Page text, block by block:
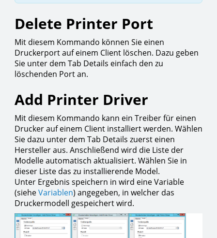
Delete Printer Port
Mit diesem Kommando können Sie einen
Druckerport auf einem Client löschen. Dazu geben
Sie unter dem Tab Details einfach den zu
löschenden Port an.
Add Printer Driver
Mit diesem Kommando kann ein Treiber für einen
Drucker auf einem Client installiert werden. Wählen
Sie dazu unter dem Tab Details zuerst einen
Hersteller aus. Anschließend wird die Liste der
Modelle automatisch aktualisiert. Wählen Sie in
dieser Liste das zu installierende Model.
Unter Ergebnis speichern in wird eine Variable
(sieheVariablen) angegeben, in welcher das
Druckermodell gespeichert wird.